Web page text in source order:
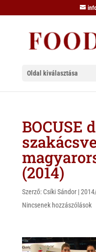
Oldal kiválasztása
BOCUSE
(2014)
Szerző: Csíki Sándor|
Nincsenek hozzászólások